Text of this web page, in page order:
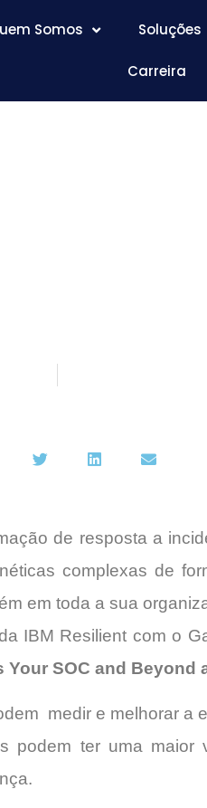
Somos Soluções
Carreira
de resposta a
complexas de
em toda a sua
IBM Resilient com o
SOC and Beyond
medir e melhorar a
podem ter uma maior